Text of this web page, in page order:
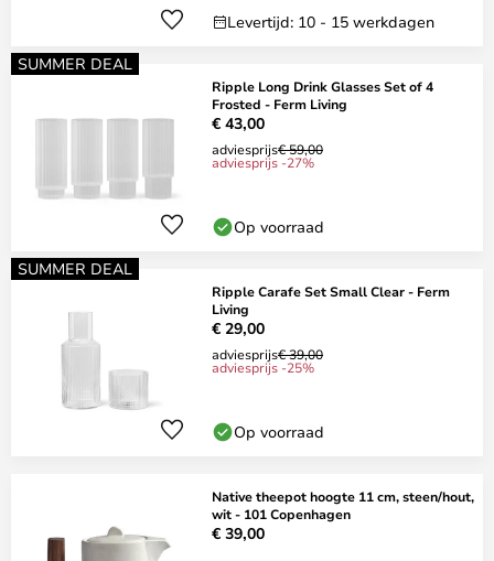
Levertijd: 10 - 15 werkdagen
SUMMER DEAL
Ripple Long Drink Glasses Set of 4
Frosted - Ferm Living
€ 43,00
adviesprijs€ 59,00
adviesprijs -27%
Op voorraad
SUMMER DEAL
Ripple Carafe Set Small Clear - Ferm
Living
€ 29,00
adviesprijs€ 39,00
adviesprijs -25%
Op voorraad
Native theepot hoogte 11 cm, steen/hout,
wit - 101 Copenhagen
€ 39,00